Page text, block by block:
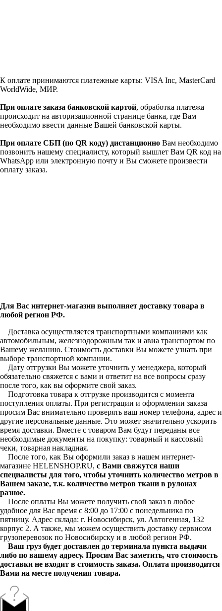
К оплате принимаются платежные карты: VISA Inc, MasterCard
WorldWide, МИР.
При оплате заказа банковской картой, обработка платежа
происходит на авторизационной странице банка, где Вам
необходимо ввести данные Вашей банковской карты.
При оплате СБП (по QR коду) дистанционно Вам необходимо
позвонить нашему специалисту, который вышлет Вам QR код на
WhatsApp или электронную почту и Вы сможете произвести
оплату заказа.
Для Вас интернет-магазин выполняет доставку товара в
любой регион РФ.
Доставка осуществляется транспортными компаниями как
автомобильным, железнодорожным так и авиа транспортом по
Вашему желанию. Стоимость доставки Вы можете узнать при
выборе транспортной компании.
Дату отгрузки Вы можете уточнить у менеджера, который
обязательно свяжется с вами и ответит на все вопросы сразу
после того, как вы оформите свой заказ.
Подготовка товара к отгрузке производится с момента
поступления оплаты. При регистрации и оформлении заказа
просим Вас внимательно проверять ваш номер телефона, адрес и
другие персональные данные. Это может значительно ускорить
время доставки. Вместе с товаром Вам будут переданы все
необходимые документы на покупку: товарный и кассовый
чеки, товарная накладная.
После того, как Вы оформили заказ в нашем интернет-
магазине HELENSHOP.RU, с Вами свяжутся наши
специалисты для того, чтобы уточнить количество метров в
Вашем заказе, т.к. количество метров ткани в рулонах
разное.
После оплаты Вы можете получить свой заказ в любое
удобное для Вас время с 8:00 до 17:00 с понедельника по
пятницу. Адрес склада: г. Новосибирск, ул. Автогенная, 132
корпус 2. А также, мы можем осуществить доставку сервисом
грузоперевозок по Новосибирску и в любой регион РФ.
Ваш груз будет доставлен до терминала пункта выдачи
либо по вашему адресу. Просим Вас заметить, что стоимость
доставки не входит в стоимость заказа. Оплата производится
Вами на месте получения товара.